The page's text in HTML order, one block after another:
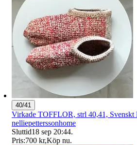
40/41
Virkade TOFFLOR, strl 40,41, Svenskt
nelliepetterssonhome
Sluttid18 sep 20:44.
Pris:700 kr,Köp nu.